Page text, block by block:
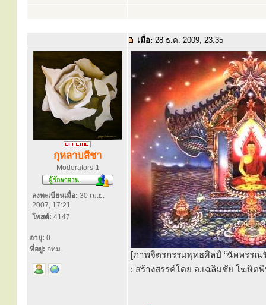
เมื่อ: 28 ธ.ค. 2009, 23:35
กุหลาบสีชา
Moderators-1
ลงทะเบียนเมื่อ: 30 เม.ย.
2007, 17:21
โพสต์: 4147
อายุ: 0
ที่อยู่: กทม.
[ภาพจิตรกรรมพุทธศิลป์ “ฉัพพรรณรั
: สร้างสรรค์โดย อ.เฉลิมชัย โฆษิต